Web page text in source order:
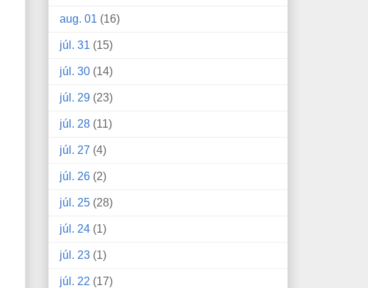
aug. 01 (16)
júl. 31 (15)
júl. 30 (14)
júl. 29 (23)
júl. 28 (11)
júl. 27 (4)
júl. 26 (2)
júl. 25 (28)
júl. 24 (1)
júl. 23 (1)
júl. 22 (17)